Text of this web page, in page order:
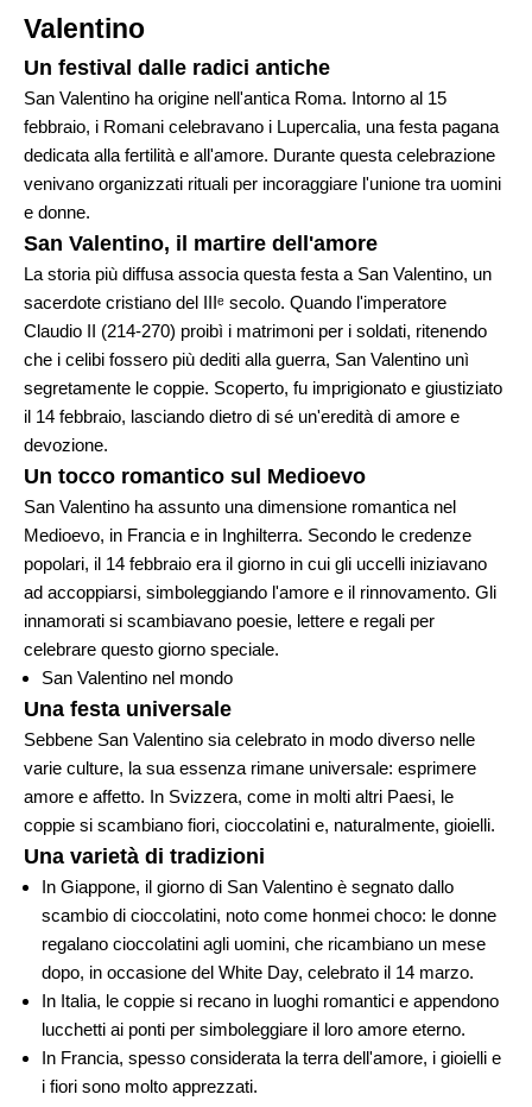
Valentino
Un festival dalle radici antiche
San Valentino ha origine nell'antica Roma. Intorno al 15
febbraio, i Romani celebravano i Lupercalia, una festa pagana
dedicata alla fertilità e all'amore. Durante questa celebrazione
venivano organizzati rituali per incoraggiare l'unione tra uomini
e donne.
San Valentino, il martire dell'amore
La storia più diffusa associa questa festa a San Valentino, un
sacerdote cristiano del IIIᵉ secolo. Quando l'imperatore
Claudio II (214-270) proibì i matrimoni per i soldati, ritenendo
che i celibi fossero più dediti alla guerra, San Valentino unì
segretamente le coppie. Scoperto, fu imprigionato e giustiziato
il 14 febbraio, lasciando dietro di sé un'eredità di amore e
devozione.
Un tocco romantico sul Medioevo
San Valentino ha assunto una dimensione romantica nel
Medioevo, in Francia e in Inghilterra. Secondo le credenze
popolari, il 14 febbraio era il giorno in cui gli uccelli iniziavano
ad accoppiarsi, simboleggiando l'amore e il rinnovamento. Gli
innamorati si scambiavano poesie, lettere e regali per
celebrare questo giorno speciale.
San Valentino nel mondo
Una festa universale
Sebbene San Valentino sia celebrato in modo diverso nelle
varie culture, la sua essenza rimane universale: esprimere
amore e affetto. In Svizzera, come in molti altri Paesi, le
coppie si scambiano fiori, cioccolatini e, naturalmente, gioielli.
Una varietà di tradizioni
In Giappone, il giorno di San Valentino è segnato dallo
scambio di cioccolatini, noto come honmei choco: le donne
regalano cioccolatini agli uomini, che ricambiano un mese
dopo, in occasione del White Day, celebrato il 14 marzo.
In Italia, le coppie si recano in luoghi romantici e appendono
lucchetti ai ponti per simboleggiare il loro amore eterno.
In Francia, spesso considerata la terra dell'amore, i gioielli e
i fiori sono molto apprezzati.